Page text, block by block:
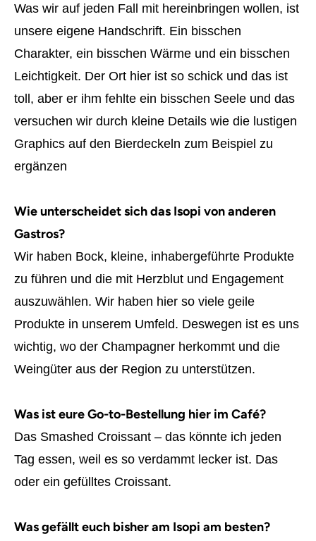
Was wir auf jeden Fall mit hereinbringen wollen, ist
unsere eigene Handschrift. Ein bisschen
Charakter, ein bisschen Wärme und ein bisschen
Leichtigkeit. Der Ort hier ist so schick und das ist
toll, aber er ihm fehlte ein bisschen Seele und das
versuchen wir durch kleine Details wie die lustigen
Graphics auf den Bierdeckeln zum Beispiel zu
ergänzen
Wie unterscheidet sich das Isopi von anderen
Gastros?
Wir haben Bock, kleine, inhabergeführte Produkte
zu führen und die mit Herzblut und Engagement
auszuwählen. Wir haben hier so viele geile
Produkte in unserem Umfeld. Deswegen ist es uns
wichtig, wo der Champagner herkommt und die
Weingüter aus der Region zu unterstützen.
Was ist eure Go-to-Bestellung hier im Café?
Das Smashed Croissant – das könnte ich jeden
Tag essen, weil es so verdammt lecker ist. Das
oder ein gefülltes Croissant.
Was gefällt euch bisher am Isopi am besten?